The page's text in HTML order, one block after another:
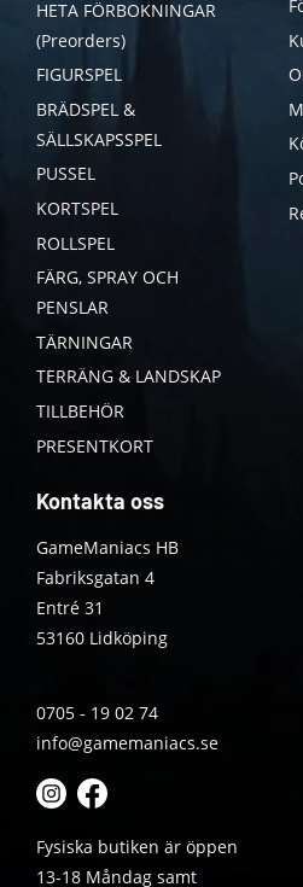
HETA FÖRBOKNINGAR
(Preorders)
FIGURSPEL
BRÄDSPEL &
SÄLLSKAPSSPEL
PUSSEL
KORTSPEL
ROLLSPEL
FÄRG, SPRAY OCH
PENSLAR
TÄRNINGAR
TERRÄNG & LANDSKAP
TILLBEHÖR
PRESENTKORT
Kontakta oss
GameManiacs HB
Fabriksgatan 4
Entré 31
53160 Lidköping
0705 - 19 02 74
info@gamemaniacs.se
Fysiska butiken är öppen
13-18 Måndag samt